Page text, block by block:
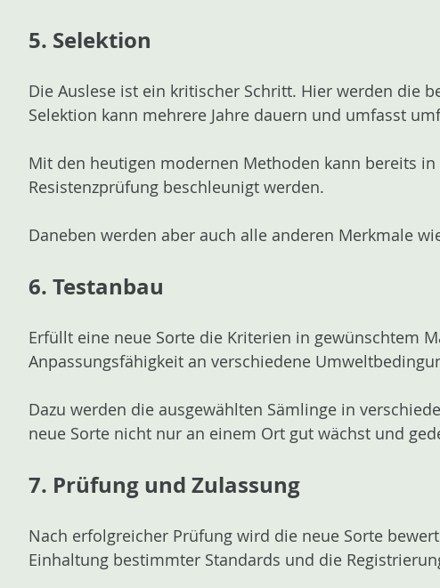
5. Selektion
Die Auslese ist ein kritischer Schritt. Hier werden die
Selektion kann mehrere Jahre dauern und umfasst
Mit den heutigen modernen Methoden kann bereits
Resistenzprüfung beschleunigt werden.
Daneben werden aber auch alle anderen Merkmale
6. Testanbau
Erfüllt eine neue Sorte die Kriterien in gewünschtem
Anpassungsfähigkeit an verschiedene
Dazu werden die ausgewählten Sämlinge in
neue Sorte nicht nur an einem Ort gut wächst und
7. Prüfung und Zulassung
Nach erfolgreicher Prüfung wird die neue Sorte
Einhaltung bestimmter Standards und die